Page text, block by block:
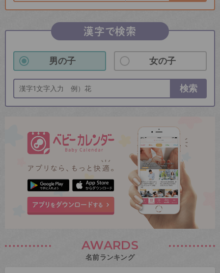
漢字で検索
男の子 女の子
検索
AWARDS
名前ランキング